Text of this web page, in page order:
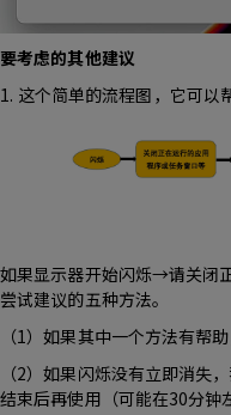
要考虑的其他建议
1. 这个简单的流程图，它可以
如果显示器开始闪烁→请关闭
尝试建议的五种方法。
（1）如果其中一个方法有帮
（2）如果闪烁没有立即消失
结束后再使用（可能在30分钟